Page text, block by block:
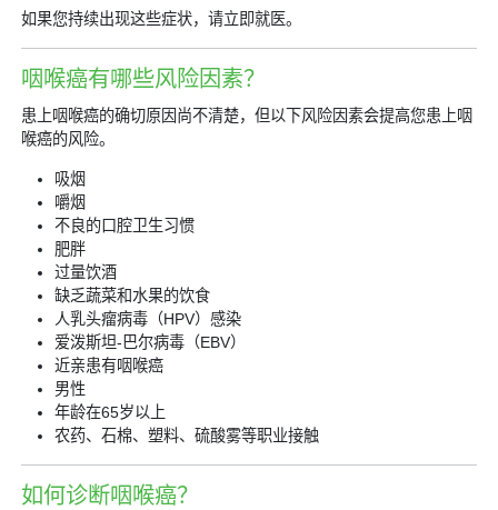
如果您持续出现这些症状，请立即就医。
咽喉癌有哪些风险因素？
患上咽喉癌的确切原因尚不清楚，但以下风险因素会提高您患上咽
喉癌的风险。
吸烟
嚼烟
不良的口腔卫生习惯
肥胖
过量饮酒
缺乏蔬菜和水果的饮食
人乳头瘤病毒（HPV）感染
爱泼斯坦-巴尔病毒（EBV）
近亲患有咽喉癌
男性
年龄在65岁以上
农药、石棉、塑料、硫酸雾等职业接触
如何诊断咽喉癌？